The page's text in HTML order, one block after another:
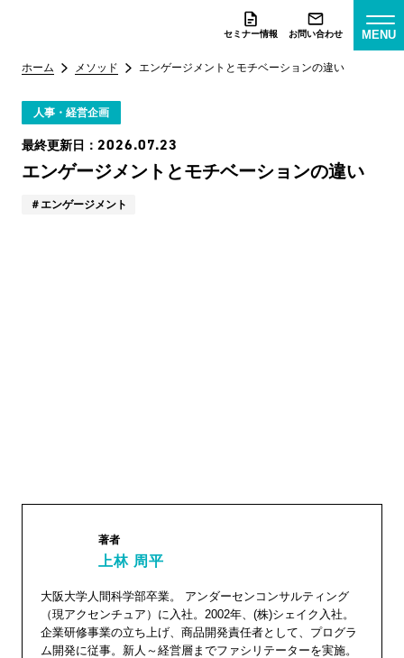
セミナー情報 お問い合わせ MENU
ホーム メソッド エンゲージメントとモチベーションの違い
人事・経営企画
最終更新日： 2026.07.23
エンゲージメントとモチベーションの違い
エンゲージメント
上林 周
平"
width="1
著者
上林 周平
大阪大学人間科学部卒業。 アンダーセンコンサルティング
（現アクセンチュア）に入社。2002年、(株)シェイク入社。
企業研修事業の立ち上げ、商品開発責任者として、プログラ
ム開発に従事。新人～経営層までファシリテーターを実施。